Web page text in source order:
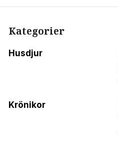
Kategorier
Husdjur
Krönikor